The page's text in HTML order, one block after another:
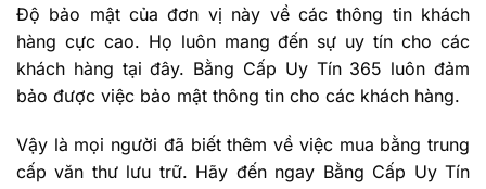
Độ bảo mật của đơn vị này về các thông tin khách
hàng cực cao. Họ luôn mang đến sự uy tín cho các
khách hàng tại đây. Bằng Cấp Uy Tín 365 luôn đảm
bảo được việc bảo mật thông tin cho các khách hàng.
Vậy là mọi người đã biết thêm về việc mua bằng trung
cấp văn thư lưu trữ. Hãy đến ngay Bằng Cấp Uy Tín